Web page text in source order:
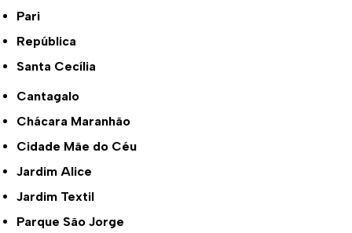
Pari
República
Santa Cecília
Cantagalo
Chácara Maranhão
Cidade Mãe do Céu
Jardim Alice
Jardim Textil
Parque São Jorge